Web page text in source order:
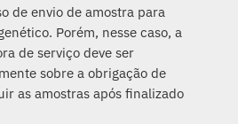
de envio de amostra para
Porém, nesse caso, a
de serviço deve ser
sobre a obrigação de
as amostras após finalizado